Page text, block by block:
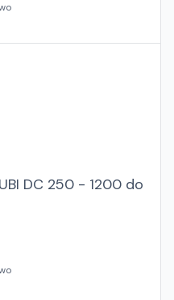
DC 250 - 1200 do